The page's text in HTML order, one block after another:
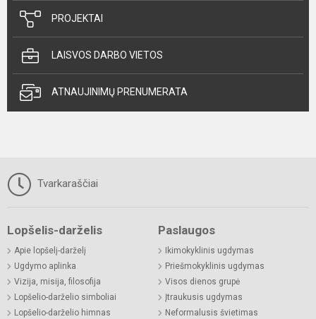
PROJEKTAI
LAISVOS DARBO VIETOS
ATNAUJINIMŲ PRENUMERATA
Tvarkaraščiai
Lopšelis-darželis
Apie lopšelį-darželį
Ugdymo aplinka
Vizija, misija, filosofija
Lopšelio-darželio simboliai
Lopšelio-darželio himnas
Paslaugos
Ikimokyklinis ugdymas
Priešmokyklinis ugdymas
Visos dienos grupė
Įtraukusis ugdymas
Neformalusis švietimas